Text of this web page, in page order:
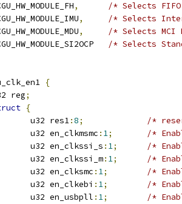
,
,
,
/* Selects
{
reg
;
{
		u32 res1
:8;
		u32 en_clkmsmc
: 1;
		u32 en_clkssi_s
: 1;
		u32 en_clkssi_m
: 1;
		u32 en_clksmc
: 1;
		u32 en_clkebi
: 1;
		u32 en_usbpll
: 1;